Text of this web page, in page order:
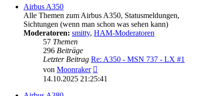
Airbus A350
Alle Themen zum Airbus A350, Statusmeldungen,
Sichtungen (wenn man schon was sehen kann)
Moderatoren: smitty, HAM-Moderatoren
57 Themen
296 Beiträge
Letzter Beitrag Re: A350 - MSN 737 - LX #1
von Moonraker
Beitrag
14.10.2025 21:25:41